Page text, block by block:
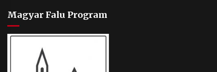
Magyar Falu Program